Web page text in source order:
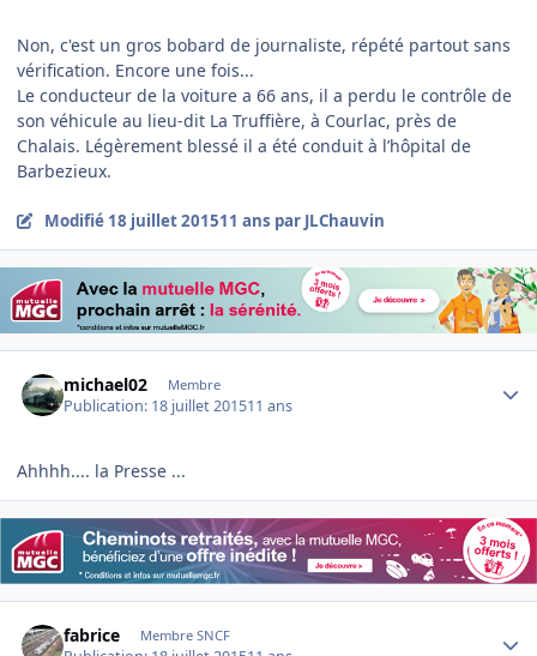
Non, c'est un gros bobard de journaliste, répété partout sans
vérification. Encore une fois...
Le conducteur de la voiture a 66 ans, il a perdu le contrôle de
son véhicule au lieu-dit La Truffière, à Courlac, près de
Chalais. Légèrement blessé il a été conduit à l’hôpital de
Barbezieux.
Modifié 18 juillet 201511 ans par JLChauvin
michael02 Membre
Publication: 18 juillet 201511 ans
Ahhhh.... la Presse ...
fabrice Membre SNCF